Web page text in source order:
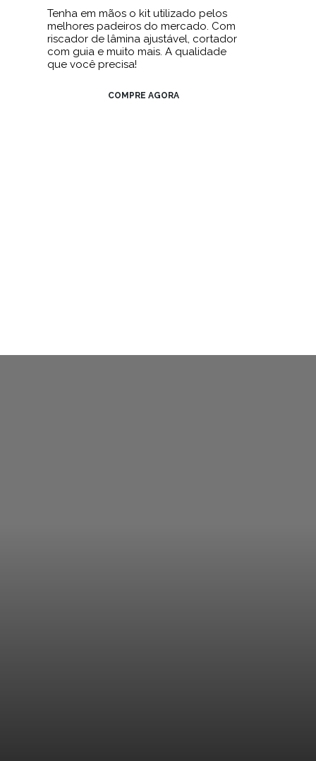
Tenha em mãos o kit utilizado pelos
melhores padeiros do mercado. Com
riscador de lâmina ajustável, cortador
com guia e muito mais. A qualidade
que você precisa!
COMPRE AGORA